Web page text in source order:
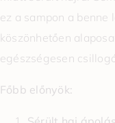
ez a sampon a benne
köszönhetően
egészségesen
Főbb előnyök: